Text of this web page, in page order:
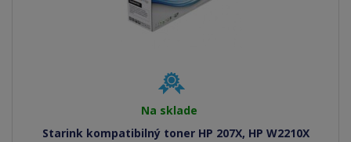
Na sklade
Starink kompatibilný toner HP 207X, HP W2210X